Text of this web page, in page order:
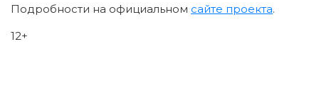
Подробности на официальном сайте проекта.
12+